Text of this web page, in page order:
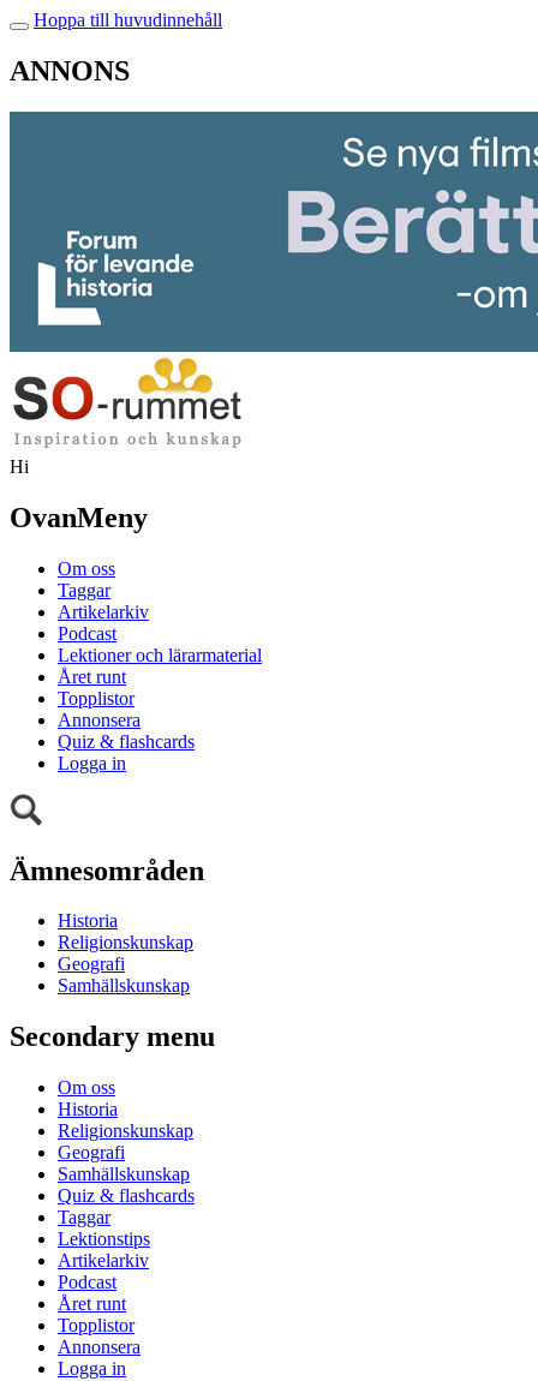
Hoppa till huvudinnehåll
ANNONS
Hi
OvanMeny
Om oss
Taggar
Artikelarkiv
Podcast
Lektioner och lärarmaterial
Året runt
Topplistor
Annonsera
Quiz & flashcards
Logga in
Ämnesområden
Historia
Religionskunskap
Geografi
Samhällskunskap
Secondary menu
Om oss
Historia
Religionskunskap
Geografi
Samhällskunskap
Quiz & flashcards
Taggar
Lektionstips
Artikelarkiv
Podcast
Året runt
Topplistor
Annonsera
Logga in